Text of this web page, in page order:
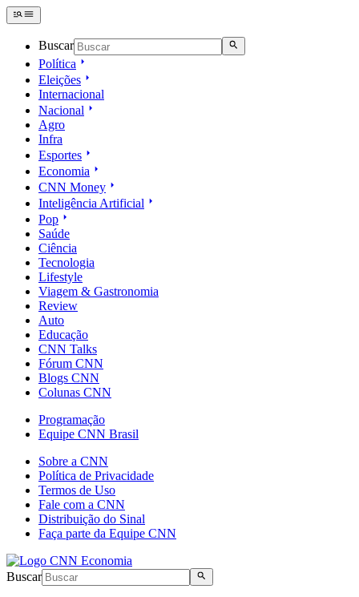
Buscar
Política
Eleições
Internacional
Nacional
Agro
Infra
Esportes
Economia
CNN Money
Inteligência Artificial
Pop
Saúde
Ciência
Tecnologia
Lifestyle
Viagem & Gastronomia
Review
Auto
Educação
CNN Talks
Fórum CNN
Blogs CNN
Colunas CNN
Programação
Equipe CNN Brasil
Sobre a CNN
Política de Privacidade
Termos de Uso
Fale com a CNN
Distribuição do Sinal
Faça parte da Equipe CNN
Buscar